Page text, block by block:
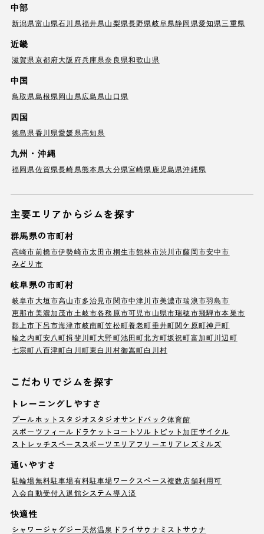
中部
新潟県富山県石川県福井県山梨県長野県岐阜県静岡県愛知県三重県
近畿
滋賀県京都府大阪府兵庫県奈良県和歌山県
中国
鳥取県島根県岡山県広島県山口県
四国
徳島県香川県愛媛県高知県
九州・沖縄
福岡県佐賀県長崎県熊本県大分県宮崎県 鹿児島県沖縄県
主要エリアからジムを探す
群馬県の市町村
高崎市前橋市伊勢崎市太田市桐生市館林市渋川市藤岡市安中市
みどり市
岐阜県の市町村
岐阜市大垣市高山市多治見市関市中津川市美濃市瑞浪市羽島市
恵那市美濃加茂市土岐市各務原市可児市山県市瑞穂市飛騨市本巣市
郡上市下呂市海津市岐南町笠松町養老町垂井町関ケ原町神戸町
輪之内町安八町揖斐川町大野町池田町北方町坂祝町富加町川辺町
七宗町 八百津町白川町東白川村御嵩町白川村
こだわりでジムを探す
トレーニングしやすさ
プールホットスタジオ スタジオサンドバック体育館
スポーツフィールド ラケットコート ソルトピット加圧サイクル
ストレッチスペース スポーツエリア フリーエリア レズミルズ
通いやすさ
駐輪場無料駐車場有料駐車場ワークスペース複数店舗利用可
入会自動受付 入退館システム導入済
快適性
シャワージャグジー天然温泉 ドライサウナ ミストサウナ